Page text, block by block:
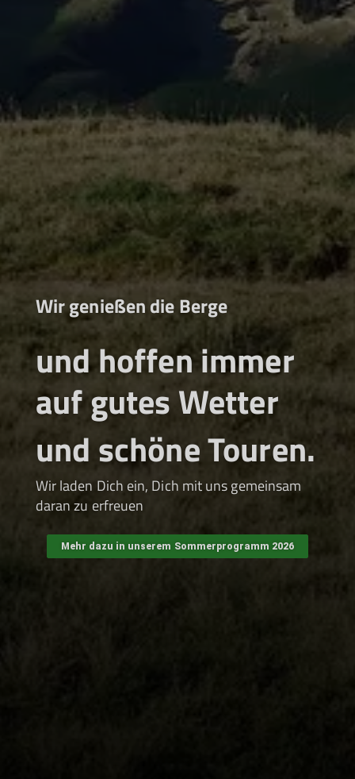
Wir genießen die Berge
Auf dem Fahrrad
und laden Dich ein, Dich mit uns gemeinsam
daran zu erfreuen